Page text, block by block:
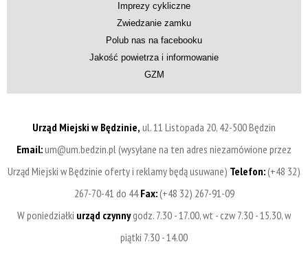
Imprezy cykliczne
Zwiedzanie zamku
Polub nas na facebooku
Jakość powietrza i informowanie
GZM
Urząd Miejski w Będzinie, ul. 11 Listopada 20, 42-500 Będzin
Email:um@um.bedzin.pl (wysyłane na ten adres niezamówione przez
Urząd Miejski w Będzinie oferty i reklamy będą usuwane) Telefon:(+48 32)
267-70-41 do 44Fax:(+48 32) 267-91-09
W poniedziałki urząd czynnygodz. 7.30 - 17.00, wt - czw 7.30 - 15.30, w
piątki 7.30 - 14.00